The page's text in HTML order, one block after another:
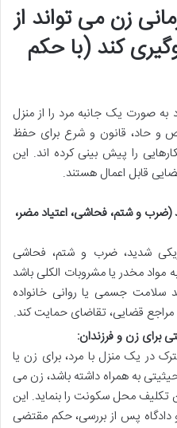
زن می تواند از
کند (با حکم
صورت یک جانبه مرد را از منزل
و حاد، قانون و شرع برای حفظ
را پیش بینی کرده اند. این
قابل اعمال هستند.
و شتم، فحاشی، اعتیاد مضر،
شدید، ضرب و شتم، فحاشی
مواد مخدر یا مشروبات الکلی باشد
سلامت جسمی یا روانی خانواده
مراجع قضایی، تقاضای حمایت کند.
برای زن و فرزندان:
در یک منزل با مرد، برای زن یا
به همراه داشته باشد، زن می
تکلیف محل سکونت را بنماید. این
دادگاه پس از بررسی، حکم مقتضی